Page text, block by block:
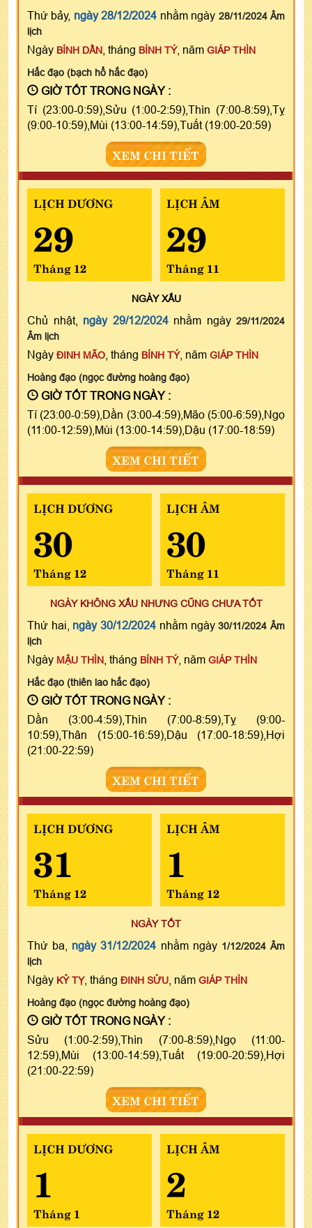
Thứ bảy, ngày 28/12/2024 nhằm ngày 28/11/2024 Âm
lịch
Ngày BÍNH DẦN , tháng BÍNH TÝ, năm GIÁP THÌN
Hắc đạo (bạch hổ hắc đạo)
GIỜ TỐT TRONG NGÀY :
Tí (23:00-0:59),Sửu (1:00-2:59),Thìn (7:00-8:59),Tỵ
(9:00-10:59),Mùi (13:00-14:59),Tuất (19:00-20:59)
XEM CHI TIẾT
LỊCH DƯƠNG
29
Tháng 12
LỊCH ÂM
29
Tháng 11
NGÀYXẤU
Chủ nhật, ngày 29/12/2024nhằm ngày 29/11/2024
Âm lịch
Ngày ĐINH MÃO , tháng BÍNH TÝ, năm GIÁP THÌN
Hoàng đạo (ngọc đường hoàng đạo)
GIỜ TỐT TRONG NGÀY :
Tí (23:00-0:59),Dần (3:00-4:59),Mão (5:00-6:59),Ngọ
(11:00-12:59),Mùi (13:00-14:59),Dậu (17:00-18:59)
XEM CHI TIẾT
LỊCH DƯƠNG
30
Tháng 12
LỊCH ÂM
30
Tháng 11
NGÀY KHÔNG XẤU NHƯNG CŨNG CHƯA TỐT
Thứ hai, ngày 30/12/2024 nhằm ngày30/11/2024 Âm
lịch
Ngày MẬU THÌN , tháng BÍNH TÝ, năm GIÁP THÌN
Hắc đạo (thiên lao hắc đạo)
GIỜ TỐT TRONG NGÀY :
Dần (3:00-4:59),Thìn (7:00-8:59),Tỵ (9:00-
10:59),Thân (15:00-16:59),Dậu (17:00-18:59),Hợi
(21:00-22:59)
XEM CHI TIẾT
LỊCH DƯƠNG
31
Tháng 12
LỊCH ÂM
1
Tháng 12
NGÀY TỐT
Thứ ba, ngày 31/12/2024 nhằm ngày 1/12/2024 Âm
lịch
Ngày KỶ TỴ, tháng ĐINH SỬU , năm GIÁP THÌN
Hoàng đạo (ngọc đường hoàng đạo)
GIỜ TỐT TRONG NGÀY :
Sửu (1:00-2:59),Thìn (7:00-8:59),Ngọ (11:00-
12:59),Mùi (13:00-14:59),Tuất (19:00-20:59),Hợi
(21:00-22:59)
XEM CHI TIẾT
LỊCH DƯƠNG
1
Tháng 1
LỊCH ÂM
2
Tháng 12